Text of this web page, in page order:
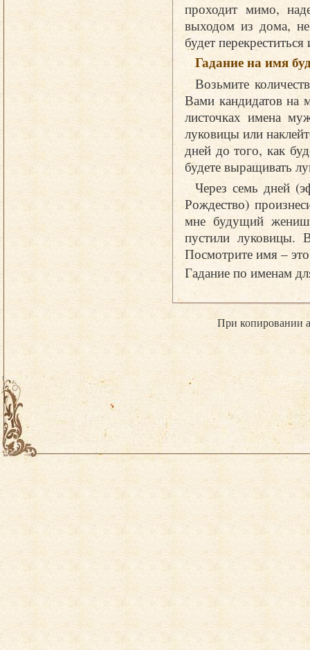
проходит мимо,
выходом из дома, не
будет
Гадание на имя
Возьмите
Вами кандидатов на
листочках имена
луковицы или
дней до того, как
будете выращивать
Через семь дней
Рождество)
мне будущий
пустили луковицы.
Посмотрите имя –
Гадание по именам
При копировании